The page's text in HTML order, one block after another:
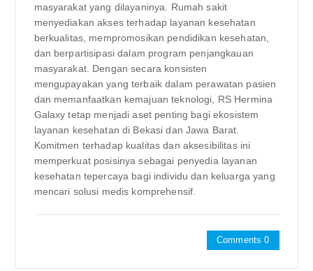
masyarakat yang dilayaninya. Rumah sakit
menyediakan akses terhadap layanan kesehatan
berkualitas, mempromosikan pendidikan kesehatan,
dan berpartisipasi dalam program penjangkauan
masyarakat. Dengan secara konsisten
mengupayakan yang terbaik dalam perawatan pasien
dan memanfaatkan kemajuan teknologi, RS Hermina
Galaxy tetap menjadi aset penting bagi ekosistem
layanan kesehatan di Bekasi dan Jawa Barat.
Komitmen terhadap kualitas dan aksesibilitas ini
memperkuat posisinya sebagai penyedia layanan
kesehatan tepercaya bagi individu dan keluarga yang
mencari solusi medis komprehensif.
Comments 0